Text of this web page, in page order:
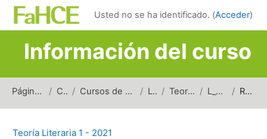
Salta al contenido principal
Usted no se ha identificado. (Acceder)
Información del curso
Página Principal Cursos Cursos de carreras de grado Letras Teoría Literaria L_TL1_2021 Resumen
Teoría Literaria 1 - 2021